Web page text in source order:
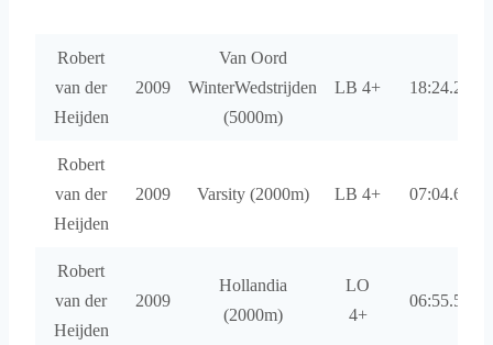
Robert
van der
Heijden
2009
Van Oord
WinterWedstrijden
(5000m)
LB 4+ 18:24.24
Robert
van der
Heijden
2009 Varsity (2000m) LB 4+ 07:04.69
Robert
van der
Heijden
2009
Hollandia
(2000m)
LO
4+
06:55.56